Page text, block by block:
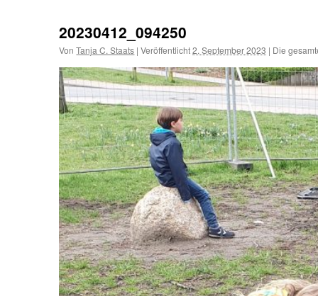
20230412_094250
Von Tanja C. Staats | Veröffentlicht 2. September 2023 | Die